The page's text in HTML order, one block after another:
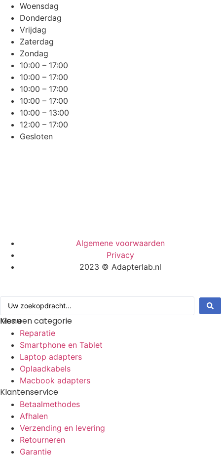
Woensdag
Donderdag
Vrijdag
Zaterdag
Zondag
10:00 – 17:00
10:00 – 17:00
10:00 – 17:00
10:00 – 17:00
10:00 – 13:00
12:00 – 17:00
Gesloten
Algemene voorwaarden
Privacy
2023 © Adapterlab.nl
Menu
Kies een categorie
Reparatie
Smartphone en Tablet
Laptop adapters
Oplaadkabels
Macbook adapters
Klantenservice
Betaalmethodes
Afhalen
Verzending en levering
Retourneren
Garantie